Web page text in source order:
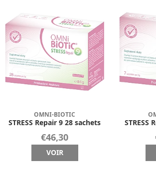
OMNI-BIOTIC
STRESS Repair 9 28 sachets
€46,30
VOIR
STRESS